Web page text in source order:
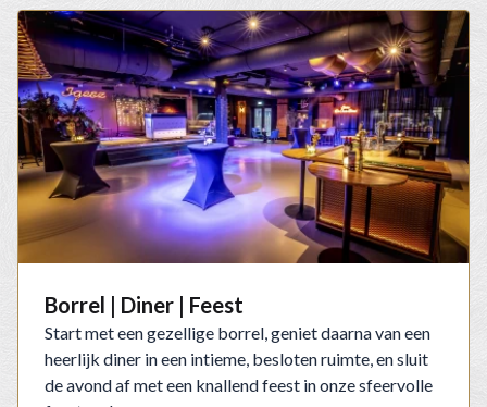
Borrel | Diner | Feest
Start met een gezellige borrel, geniet daarna van een
heerlijk diner in een intieme, besloten ruimte, en sluit
de avond af met een knallend feest in onze sfeervolle